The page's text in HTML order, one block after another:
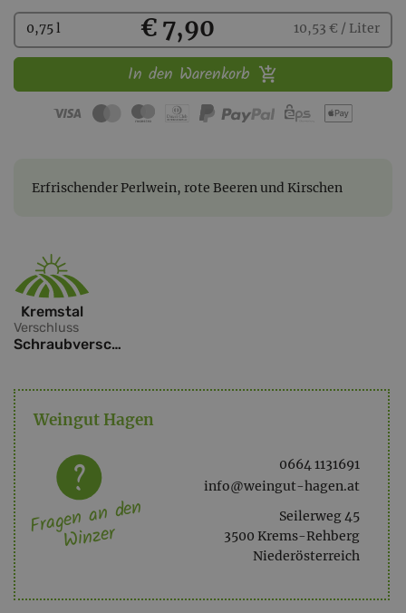
Kaufen
0,75 l € 7,90 10,53 € / Liter
In den Warenkorb
Erfrischender Perlwein, rote Beeren und Kirschen
Kremstal
Verschluss
Schraubverschluss
Weingut Hagen
0664 1131691
info@weingut-hagen.at
Seilerweg 45
3500 Krems-Rehberg
Niederösterreich
Fragen an den
Winzer